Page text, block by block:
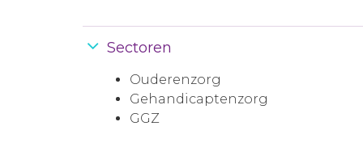
Sectoren
Ouderenzorg
Gehandicaptenzorg
GGZ